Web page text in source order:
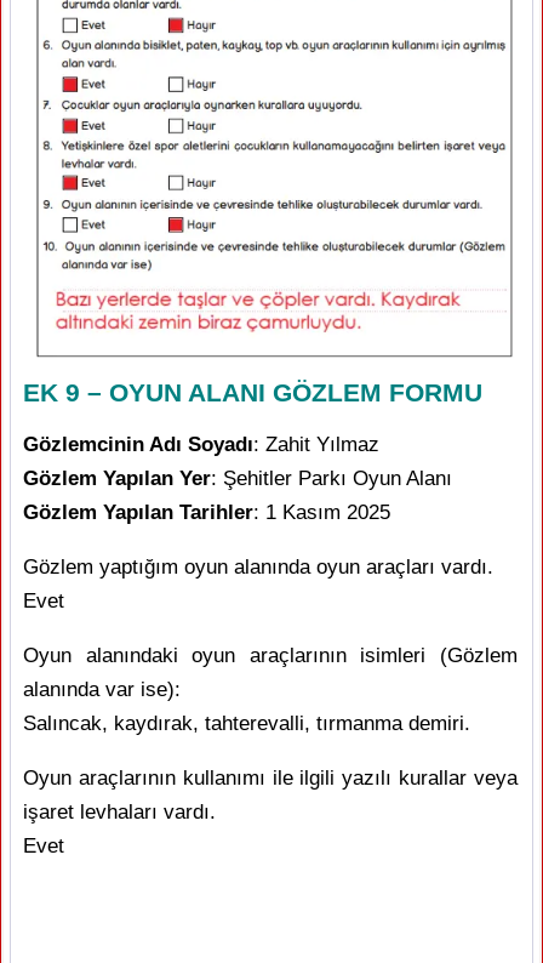
EK 9 – OYUN ALANI GÖZLEM FORMU
Gözlemcinin Adı Soyadı: Zahit Yılmaz
Gözlem Yapılan Yer: Şehitler Parkı Oyun Alanı
Gözlem Yapılan Tarihler: 1 Kasım 2025
Gözlem yaptığım oyun alanında oyun araçları vardı.
Evet
Oyun alanındaki oyun araçlarının isimleri (Gözlem
alanında var ise):
Salıncak, kaydırak, tahterevalli, tırmanma demiri.
Oyun araçlarının kullanımı ile ilgili yazılı kurallar veya
işaret levhaları vardı.
Evet